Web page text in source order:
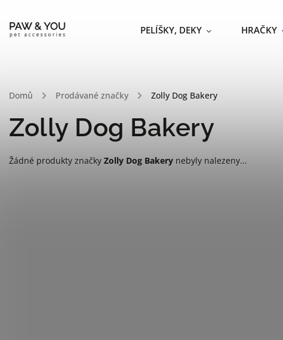
PELÍŠKY, DEKY HRAČKY
Domů / Prodávané značky / Zolly Dog Bakery
Zolly Dog Bakery
Žádné produkty značky Zolly Dog Bakery nebyly nalezeny...